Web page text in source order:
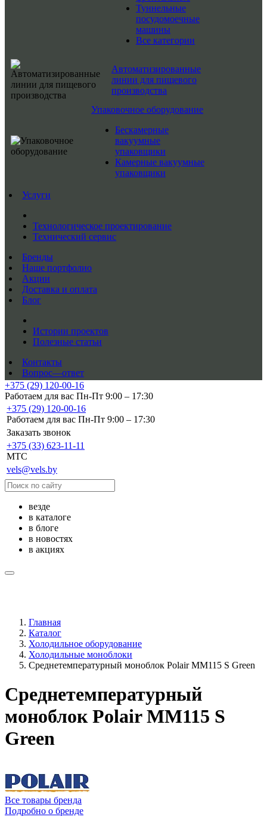
Туннельные
посудомоечные
машины
Все категории
Автоматизированные
линии для пищевого
производства
Упаковочное оборудование
Бескамерные
вакуумные
упаковщики
Камерные вакуумные
упаковщики
Услуги
Технологическое проектирование
Технический сервис
Бренды
Наше портфолио
Акции
Доставка и оплата
Блог
Истории проектов
Полезные статьи
Контакты
Вопрос—ответ
+375 (29) 120-00-16
Работаем для вас Пн-Пт 9:00 – 17:30
+375 (29) 120-00-16
Работаем для вас Пн-Пт 9:00 – 17:30
Заказать звонок
+375 (33) 623-11-11
MTC
vels@vels.by
везде
в каталоге
в блоге
в новостях
в акциях
Главная
Каталог
Холодильное оборудование
Холодильные моноблоки
Среднетемпературный моноблок Polair MM115 S Green
Среднетемпературный
моноблок Polair MM115 S
Green
Все товары бренда
Подробно о бренде